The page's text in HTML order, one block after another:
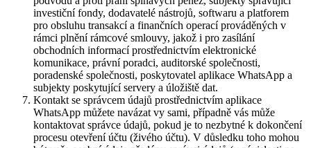
investiční fondy, dodavatelé nástrojů, softwaru a platforem
pro obsluhu transakcí a finančních operací prováděných v
rámci plnění rámcové smlouvy, jakož i pro zasílání
obchodních informací prostřednictvím elektronické
komunikace, právní poradci, auditorské společnosti,
poradenské společnosti, poskytovatel aplikace WhatsApp a
subjekty poskytující servery a úložiště dat.
Kontakt se správcem údajů prostřednictvím aplikace
WhatsApp můžete navázat vy sami, případně vás může
kontaktovat správce údajů, pokud je to nezbytné k dokončení
procesu otevření účtu (živého účtu). V důsledku toho mohou